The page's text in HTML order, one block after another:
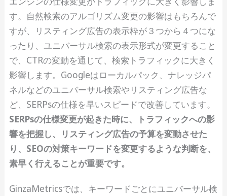
す。自然検索のアルゴリズム変更の影響はもちろんで
すが、リスティング広告の表示枠が３つから４つにな
ったり、ユニバーサル検索の表示形式が変更すること
で、CTRの変動を通じて、検索トラフィックに大きく
影響します。Googleはローカルパック、ナレッジパ
ネルなどのユニバーサル検索やリスティング広告な
ど、SERPsの仕様を早いスピードで改善しています。
SERPsの仕様変更が起きた時に、トラフィックへの影
響を把握し、リスティング広告の予算を変動させた
り、SEOの対策キーワードを変更するような判断を、
素早く行えることが重要です。
GinzaMetricsでは、キーワードごとにユニバーサル検